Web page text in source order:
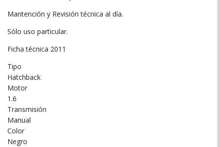
Mantención y Revisión técnica al día.
Sólo uso particular.
Ficha técnica 2011
Tipo
Hatchback
Motor
1.6
Transmisión
Manual
Color
Negro